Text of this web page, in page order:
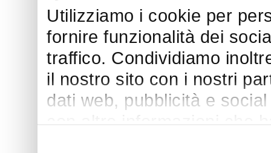
Utilizziamo i cookie per
fornire funzionalità dei
traffico. Condividiamo
il nostro sito con i nostri
dati web, pubblicità e